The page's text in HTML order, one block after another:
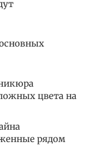
цвета на
рядом